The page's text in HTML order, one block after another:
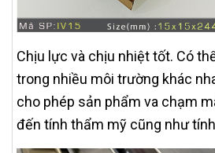
Chịu lực và chịu nhiệt tốt. Có
trong nhiều môi trường khác
cho phép sản phẩm va chạm
đến tính thẩm mỹ cũng như